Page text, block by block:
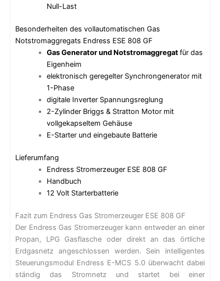
Null-Last
Besonderheiten des vollautomatischen Gas
Notstromaggregats Endress ESE 808 GF
Gas Generator und Notstromaggregatfür das
Eigenheim
elektronisch geregelter Synchrongenerator mit
1-Phase
digitale Inverter Spannungsreglung
2-Zylinder Briggs & Stratton Motor mit
vollgekapseltem Gehäuse
E-Starter und eingebaute Batterie
Lieferumfang
Endress Stromerzeuger ESE 808 GF
Handbuch
12 Volt Starterbatterie
Fazit zum Endress Gas Stromerzeuger ESE 808 GF
Der Endress Gas Stromerzeuger kann entweder an einer
Propan, LPG Gasflasche oder direkt an das örtliche
Erdgasnetz angeschlossen werden. Sein intelligentes
Steuerungsmodul Endress E-MCS 5.0 überwacht dabei
ständig das Stromnetz und startet bei einer